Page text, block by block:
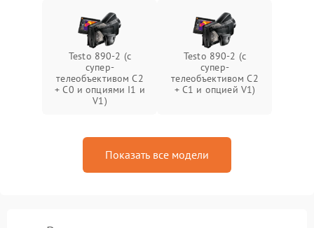
Testo 890-2 (c
супер-
телеобъективом C2
+ C0 и опциями I1 и
V1)
Testo 890-2 (c
супер-
телеобъективом C2
+ C1 и опцией V1)
Показать все модели